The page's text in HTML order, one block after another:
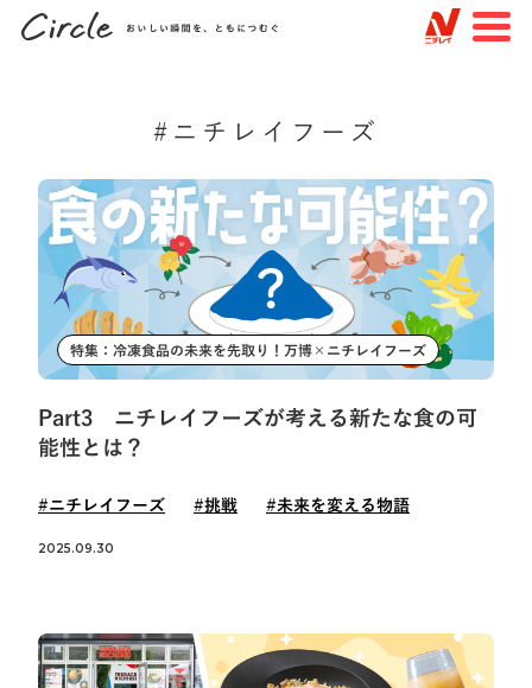
JP EN
TOP すべての記事 特集
知る・楽しむ
トピックスで探す
#未来を変える物語 #見えない場所での物語
#つながりを作る物語 #ニチレイフーズ
#品質 #サステナビリティ #挑戦
#ニチレイフーズ
特集：冷凍食品の未来を先取り！万博×ニチレイフーズ
Part3 ニチレイフーズが考える新たな食の可
能性とは？
#ニチレイフーズ #挑戦 #未来を変える物語
2025.09.30